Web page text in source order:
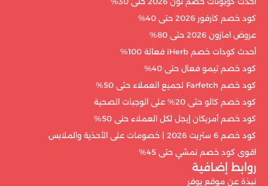
كود خصم كارفور 2026 حتى 40%
عروض امازون 2026 حتى 80%
أحدث كودات خصم iHerb فعالة 100%
كود خصم تيمو فعال حتى 40%
كود خصم Farfetch لجميع العملاء حتى 50%
كود خصم كالو حتى 20% على الوجبات الصحية
كود خصم أمريكان إيجل لكل العملاء حتى 50%
كود خصم 6 ستريت 2026 | خصومات على الأحذية والملابس
اقوى كود خصم نمشي حتى 45%
روابط إضافية
نبذة عن موقع يوفر